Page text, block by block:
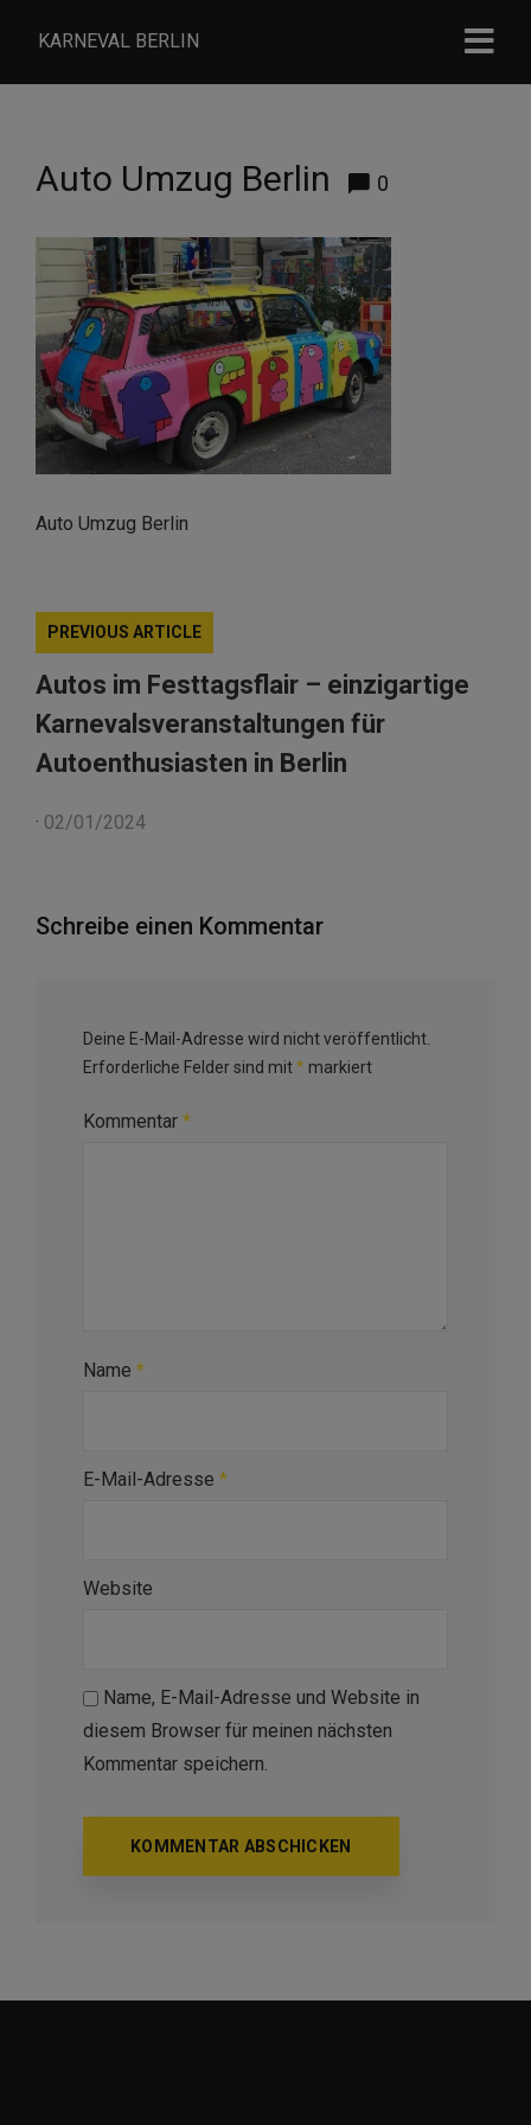
KARNEVAL BERLIN
Auto Umzug Berlin 0
Auto Umzug Berlin
PREVIOUS ARTICLE
Autos im Festtagsflair – einzigartige
Karnevalsveranstaltungen für
Autoenthusiasten in Berlin
· 02/01/2024
Schreibe einen Kommentar
Deine E-Mail-Adresse wird nicht veröffentlicht.
Erforderliche Felder sind mit* markiert
Kommentar *
Name *
E-Mail-Adresse *
Website
Name, E-Mail-Adresse und Website in
diesem Browser für meinen nächsten
Kommentar speichern.